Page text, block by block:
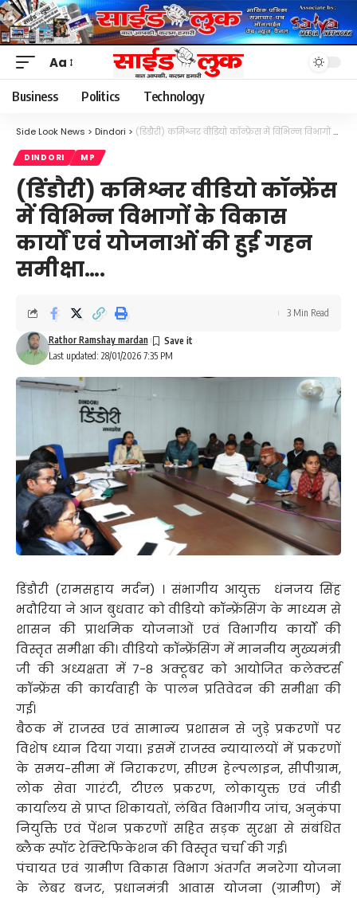
Font
Resizer
Aa
Business Politics Technology
Side Look News > Dindori > (डिंडौरी) कमिश्नर वीडियो कॉन्फ्रेंस में विभिन्न विभागों के विकास कार्यों एवं योजनाओं की हुई गहन समीक्षा….
DINDORI MP
(डिंडौरी) कमिश्नर वीडियो कॉन्फ्रेंस
में विभिन्न विभागों के विकास
कार्यों एवं योजनाओं की हुई गहन
समीक्षा….
Last updated: 28/01/2026 7:35 PM
Rathor Ramshay mardan
3 Min Read
डिंडौरी (रामसहाय मर्दन) । संभागीय आयुक्त धंनजय सिंह
भदौरिया ने आज बुधवार को वीडियो कॉन्फ्रेंसिंग के माध्यम से
शासन की प्राथमिक योजनाओं एवं विभागीय कार्यों की
विस्तृत समीक्षा की। वीडियो कॉन्फ्रेंसिंग में माननीय मुख्यमंत्री
जी की अध्यक्षता में 7-8 अक्टूबर को आयोजित कलेक्टर्स
कॉन्फ्रेंस की कार्यवाही के पालन प्रतिवेदन की समीक्षा की
गई।
बैठक में राजस्व एवं सामान्य प्रशासन से जुड़े प्रकरणों पर
विशेष ध्यान दिया गया। इसमें राजस्व न्यायालयों में प्रकरणों
के समय-सीमा में निराकरण, सीएम हेल्पलाइन, सीपीग्राम,
लोक सेवा गारंटी, टीएल प्रकरण, लोकायुक्त एवं जीडी
कार्यालय से प्राप्त शिकायतों, लंबित विभागीय जांच, अनुकंपा
नियुक्ति एवं पेंशन प्रकरणों सहित सड़क सुरक्षा से संबंधित
ब्लैक स्पॉट रेक्टिफिकेशन की विस्तृत चर्चा की गई।
पंचायत एवं ग्रामीण विकास विभाग अंतर्गत मनरेगा योजना
के लेबर बजट, प्रधानमंत्री आवास योजना (ग्रामीण) में